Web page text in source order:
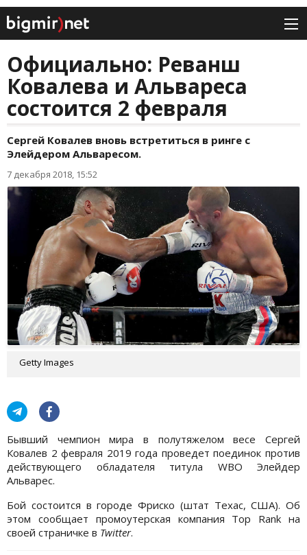
Официально: Реванш
Ковалева и Альвареса
состоится 2 февраля
Сергей Ковалев вновь встретиться в ринге с
Элейдером Альваресом.
7 декабря 2018, 15:52
Getty Images
Бывший чемпион мира в полутяжелом весе Сергей
Ковалев 2 февраля 2019 года проведет поединок против
действующего обладателя титула WBO Элейдер
Альварес.
Бой состоится в городе Фриско (штат Техас, США). Об
этом сообщает промоутерская компания Top Rank на
своей страничке в Twitter.